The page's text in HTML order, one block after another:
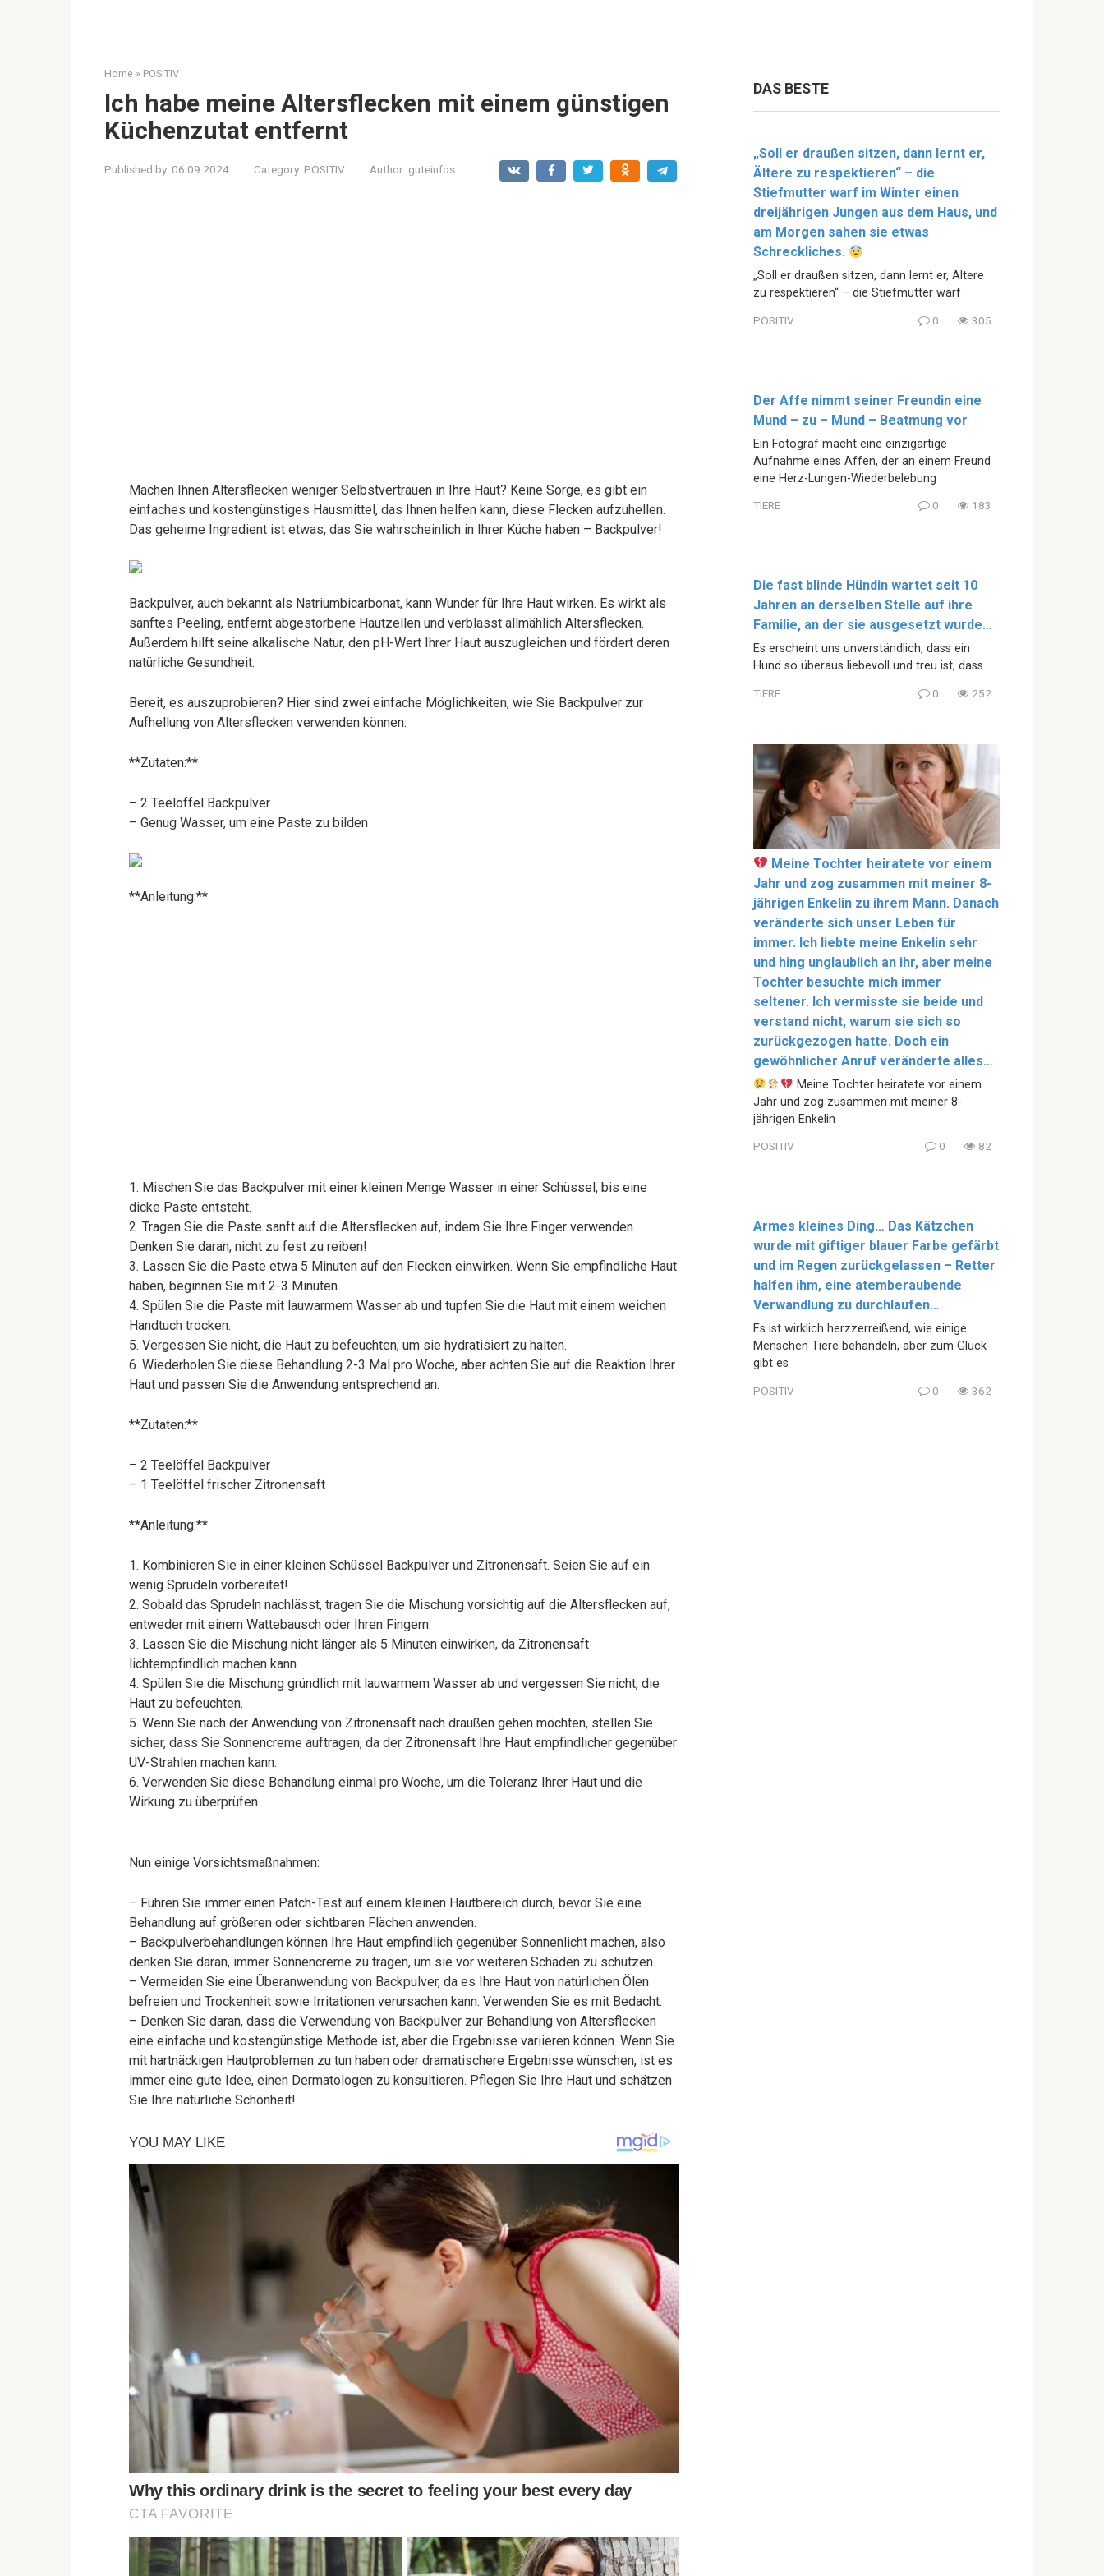
Home » POSITIV
Ich habe meine Altersflecken mit einem günstigen
Küchenzutat entfernt
Published by: 06.09.2024 Category: POSITIV Author: guteinfos
Machen Ihnen Altersflecken weniger Selbstvertrauen in Ihre Haut? Keine Sorge, es gibt ein
einfaches und kostengünstiges Hausmittel, das Ihnen helfen kann, diese Flecken aufzuhellen.
Das geheime Ingredient ist etwas, das Sie wahrscheinlich in Ihrer Küche haben – Backpulver!
Backpulver, auch bekannt als Natriumbicarbonat, kann Wunder für Ihre Haut wirken. Es wirkt als
sanftes Peeling, entfernt abgestorbene Hautzellen und verblasst allmählich Altersflecken.
Außerdem hilft seine alkalische Natur, den pH-Wert Ihrer Haut auszugleichen und fördert deren
natürliche Gesundheit.
Bereit, es auszuprobieren? Hier sind zwei einfache Möglichkeiten, wie Sie Backpulver zur
Aufhellung von Altersflecken verwenden können:
**Zutaten:**
– 2 Teelöffel Backpulver
– Genug Wasser, um eine Paste zu bilden
**Anleitung:**
1. Mischen Sie das Backpulver mit einer kleinen Menge Wasser in einer Schüssel, bis eine
dicke Paste entsteht.
2. Tragen Sie die Paste sanft auf die Altersflecken auf, indem Sie Ihre Finger verwenden.
Denken Sie daran, nicht zu fest zu reiben!
3. Lassen Sie die Paste etwa 5 Minuten auf den Flecken einwirken. Wenn Sie empfindliche Haut
haben, beginnen Sie mit 2-3 Minuten.
4. Spülen Sie die Paste mit lauwarmem Wasser ab und tupfen Sie die Haut mit einem weichen
Handtuch trocken.
5. Vergessen Sie nicht, die Haut zu befeuchten, um sie hydratisiert zu halten.
6. Wiederholen Sie diese Behandlung 2-3 Mal pro Woche, aber achten Sie auf die Reaktion Ihrer
Haut und passen Sie die Anwendung entsprechend an.
**Zutaten:**
– 2 Teelöffel Backpulver
– 1 Teelöffel frischer Zitronensaft
**Anleitung:**
1. Kombinieren Sie in einer kleinen Schüssel Backpulver und Zitronensaft. Seien Sie auf ein
wenig Sprudeln vorbereitet!
2. Sobald das Sprudeln nachlässt, tragen Sie die Mischung vorsichtig auf die Altersflecken auf,
entweder mit einem Wattebausch oder Ihren Fingern.
3. Lassen Sie die Mischung nicht länger als 5 Minuten einwirken, da Zitronensaft
lichtempfindlich machen kann.
4. Spülen Sie die Mischung gründlich mit lauwarmem Wasser ab und vergessen Sie nicht, die
Haut zu befeuchten.
5. Wenn Sie nach der Anwendung von Zitronensaft nach draußen gehen möchten, stellen Sie
sicher, dass Sie Sonnencreme auftragen, da der Zitronensaft Ihre Haut empfindlicher gegenüber
UV-Strahlen machen kann.
6. Verwenden Sie diese Behandlung einmal pro Woche, um die Toleranz Ihrer Haut und die
Wirkung zu überprüfen.
Nun einige Vorsichtsmaßnahmen:
– Führen Sie immer einen Patch-Test auf einem kleinen Hautbereich durch, bevor Sie eine
Behandlung auf größeren oder sichtbaren Flächen anwenden.
– Backpulverbehandlungen können Ihre Haut empfindlich gegenüber Sonnenlicht machen, also
denken Sie daran, immer Sonnencreme zu tragen, um sie vor weiteren Schäden zu schützen.
– Vermeiden Sie eine Überanwendung von Backpulver, da es Ihre Haut von natürlichen Ölen
befreien und Trockenheit sowie Irritationen verursachen kann. Verwenden Sie es mit Bedacht.
– Denken Sie daran, dass die Verwendung von Backpulver zur Behandlung von Altersflecken
eine einfache und kostengünstige Methode ist, aber die Ergebnisse variieren können. Wenn Sie
mit hartnäckigen Hautproblemen zu tun haben oder dramatischere Ergebnisse wünschen, ist es
immer eine gute Idee, einen Dermatologen zu konsultieren. Pflegen Sie Ihre Haut und schätzen
Sie Ihre natürliche Schönheit!
DAS BESTE
„Soll er draußen sitzen, dann lernt er,
Ältere zu respektieren“ – die
Stiefmutter warf im Winter einen
dreijährigen Jungen aus dem Haus, und
am Morgen sahen sie etwas
Schreckliches.
„Soll er draußen sitzen, dann lernt er, Ältere
zu respektieren“ – die Stiefmutter warf
POSITIV 0 305
Der Affe nimmt seiner Freundin eine
Mund – zu – Mund – Beatmung vor
Ein Fotograf macht eine einzigartige
Aufnahme eines Affen, der an einem Freund
eine Herz-Lungen-Wiederbelebung
TIERE 0 183
Die fast blinde Hündin wartet seit 10
Jahren an derselben Stelle auf ihre
Familie, an der sie ausgesetzt wurde…
Es erscheint uns unverständlich, dass ein
Hund so überaus liebevoll und treu ist, dass
TIERE 0 252
Meine Tochter heiratete vor einem
Jahr und zog zusammen mit meiner 8-
jährigen Enkelin zu ihrem Mann. Danach
veränderte sich unser Leben für
immer. Ich liebte meine Enkelin sehr
und hing unglaublich an ihr, aber meine
Tochter besuchte mich immer
seltener. Ich vermisste sie beide und
verstand nicht, warum sie sich so
zurückgezogen hatte. Doch ein
gewöhnlicher Anruf veränderte alles…
Meine Tochter heiratete vor einem
Jahr und zog zusammen mit meiner 8-
jährigen Enkelin
POSITIV 0 82
Armes kleines Ding… Das Kätzchen
wurde mit giftiger blauer Farbe gefärbt
und im Regen zurückgelassen – Retter
halfen ihm, eine atemberaubende
Verwandlung zu durchlaufen…
Es ist wirklich herzzerreißend, wie einige
Menschen Tiere behandeln, aber zum Glück
gibt es
POSITIV 0 362